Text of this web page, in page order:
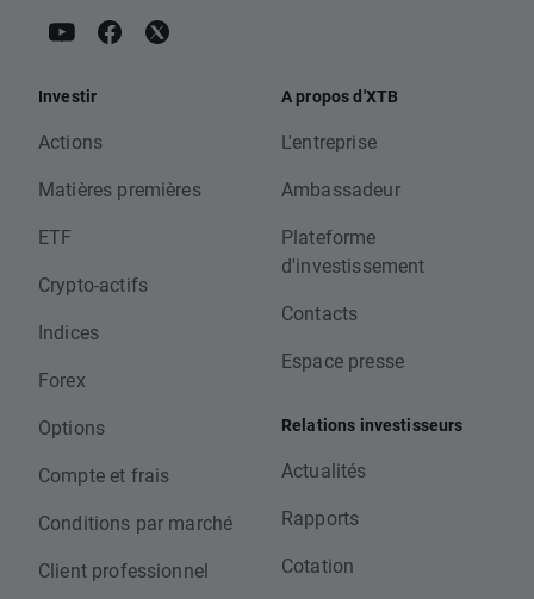
Investir
Actions
Matières premières
ETF
Crypto-actifs
Indices
Forex
Options
Compte et frais
Conditions par marché
Client professionnel
A propos d'XTB
L'entreprise
Ambassadeur
Plateforme
d'investissement
Contacts
Espace presse
Relations investisseurs
Actualités
Rapports
Cotation